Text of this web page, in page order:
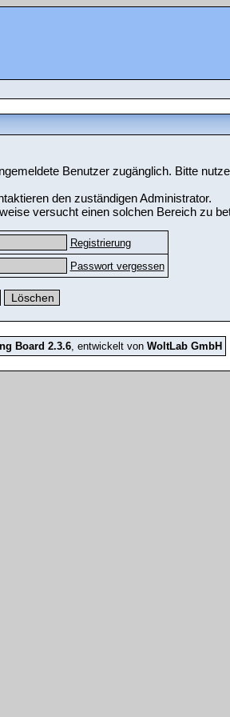
Benutzer zugänglich. Bitte
den zuständigen Administrator.
versucht einen solchen Bereich zu
Registrierung
Passwort vergessen
Board 2.3.6, entwickelt von WoltLab GmbH